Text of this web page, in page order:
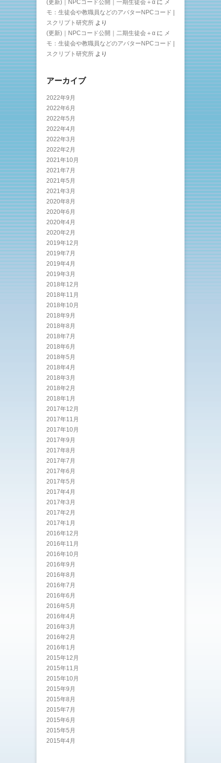
(更新)｜NPCコード公開｜一期生徒会＋α に メ
モ：生徒会や教職員などのアバターNPCコード |
スクリプト研究所 より
(更新)｜NPCコード公開｜二期生徒会＋α に メ
モ：生徒会や教職員などのアバターNPCコード |
スクリプト研究所 より
アーカイブ
2022年9月
2022年6月
2022年5月
2022年4月
2022年3月
2022年2月
2021年10月
2021年7月
2021年5月
2021年3月
2020年8月
2020年6月
2020年4月
2020年2月
2019年12月
2019年7月
2019年4月
2019年3月
2018年12月
2018年11月
2018年10月
2018年9月
2018年8月
2018年7月
2018年6月
2018年5月
2018年4月
2018年3月
2018年2月
2018年1月
2017年12月
2017年11月
2017年10月
2017年9月
2017年8月
2017年7月
2017年6月
2017年5月
2017年4月
2017年3月
2017年2月
2017年1月
2016年12月
2016年11月
2016年10月
2016年9月
2016年8月
2016年7月
2016年6月
2016年5月
2016年4月
2016年3月
2016年2月
2016年1月
2015年12月
2015年11月
2015年10月
2015年9月
2015年8月
2015年7月
2015年6月
2015年5月
2015年4月